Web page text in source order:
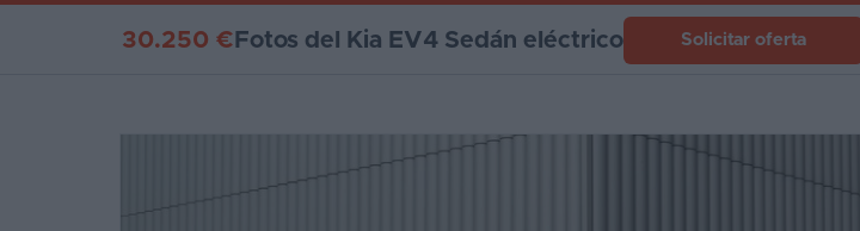
30.250 € Fotos del Kia EV4 Sedán eléctrico Solicitar oferta